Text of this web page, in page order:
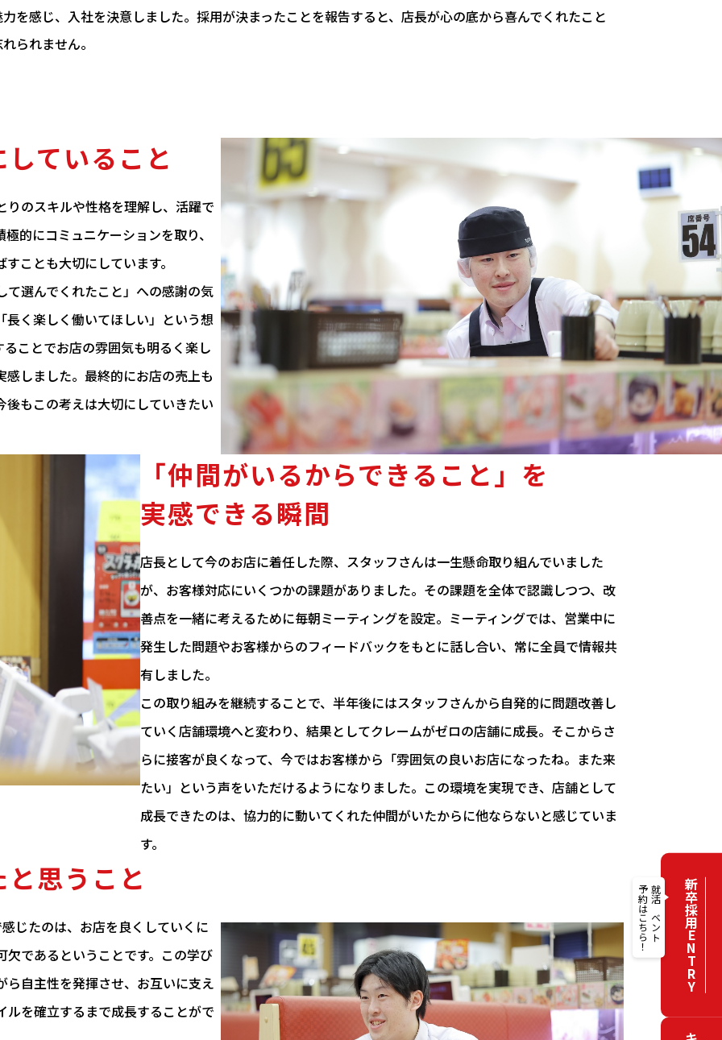
を感じ、入社を決意しました。採用が決まったことを報告すると、店長が心の底から喜んでくれたこと
られません。
ていること
のスキルや性格を理解し、活躍で
的にコミュニケーションを取り、
ことも大切にしています。
選んでくれたこと」への感謝の気
く楽しく働いてほしい」という想
ことでお店の雰囲気も明るく楽し
しました。最終的にお店の売上も
もこの考えは大切にしていきたい
「仲間がいるからできること」を
実感できる瞬間
店長として今のお店に着任した際、スタッフさんは一生懸命取り組んでいました
が、お客様対応にいくつかの課題がありました。その課題を全体で認識しつつ、改
善点を一緒に考えるために毎朝ミーティングを設定。ミーティングでは、営業中に
発生した問題やお客様からのフィードバックをもとに話し合い、常に全員で情報共
有しました。
この取り組みを継続することで、半年後にはスタッフさんから自発的に問題改善し
ていく店舗環境へと変わり、結果としてクレームがゼロの店舗に成長。そこからさ
らに接客が良くなって、今ではお客様から「雰囲気の良いお店になったね。また来
たい」という声をいただけるようになりました。この環境を実現でき、店舗として
成長できたのは、協力的に動いてくれた仲間がいたからに他ならないと感じていま
す。
思うこと
じたのは、お店を良くしていくに
であるということです。この学び
自主性を発揮させ、お互いに支え
を確立するまで成長することがで
新卒採用ENTRY
就活イベント
予約はこちら！